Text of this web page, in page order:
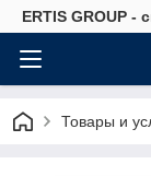
ERTIS GROUP
Товары и